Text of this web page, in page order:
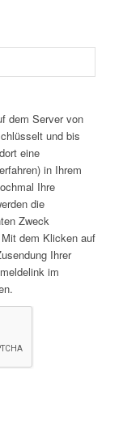
dem Server von
und bis
eine
in Ihrem
Ihre
die
Zweck
dem Klicken auf
Ihrer
im